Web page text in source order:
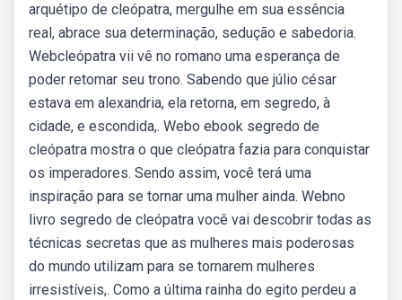
arquétipo de cleópatra, mergulhe em sua essência
real, abrace sua determinação, sedução e sabedoria.
Webcleópatra vii vê no romano uma esperança de
poder retomar seu trono. Sabendo que júlio césar
estava em alexandria, ela retorna, em segredo, à
cidade, e escondida,. Webo ebook segredo de
cleópatra mostra o que cleópatra fazia para conquistar
os imperadores. Sendo assim, você terá uma
inspiração para se tornar uma mulher ainda. Webno
livro segredo de cleópatra você vai descobrir todas as
técnicas secretas que as mulheres mais poderosas
do mundo utilizam para se tornarem mulheres
irresistíveis,. Como a última rainha do egito perdeu a